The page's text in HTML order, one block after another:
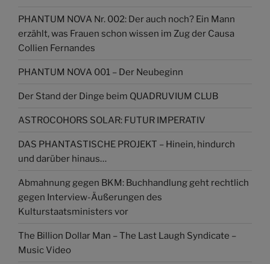
PHANTUM NOVA Nr. 002: Der auch noch? Ein Mann
erzählt, was Frauen schon wissen im Zug der Causa
Collien Fernandes
PHANTUM NOVA 001 – Der Neubeginn
Der Stand der Dinge beim QUADRUVIUM CLUB
ASTROCOHORS SOLAR: FUTUR IMPERATIV
DAS PHANTASTISCHE PROJEKT – Hinein, hindurch
und darüber hinaus…
Abmahnung gegen BKM: Buchhandlung geht rechtlich
gegen Interview-Äußerungen des
Kulturstaatsministers vor
The Billion Dollar Man – The Last Laugh Syndicate –
Music Video